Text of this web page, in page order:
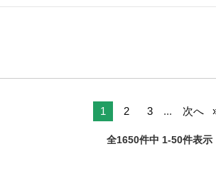
1 2 3 ... 次へ
全1650件中 1-50件表示